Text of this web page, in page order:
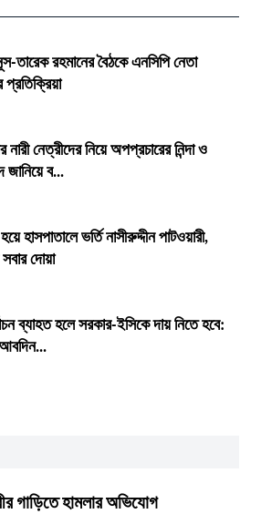
তারেক রহমানের বৈঠকে এনসিপি নেতা
নারী নেত্রীদের নিয়ে অপপ্রচারের নিন্দা ও
জানিয়ে ব...
হাসপাতালে ভর্তি নাসীরুদ্দীন পাটওয়ারী,
দোয়া
ব্যাহত হলে সরকার-ইসিকে দায় নিতে হবে:
গাড়িতে হামলার অভিযোগ